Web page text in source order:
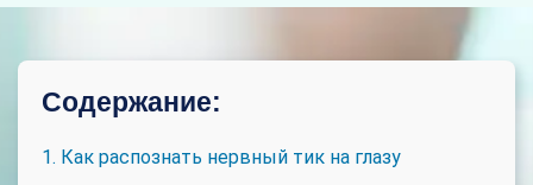
Содержание:
1. Как распознать нервный тик на глазу